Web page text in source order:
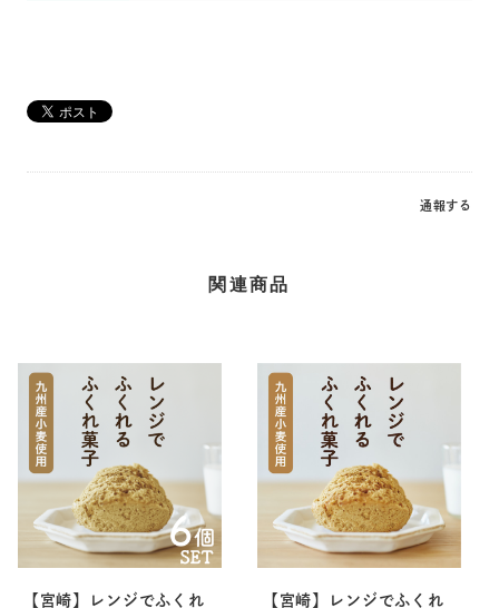
通報する
関連商品
【宮崎】レンジでふくれ
【宮崎】レンジでふくれ